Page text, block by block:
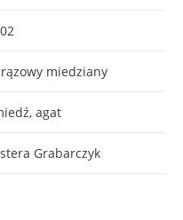
miedziany
agat
Grabarczyk